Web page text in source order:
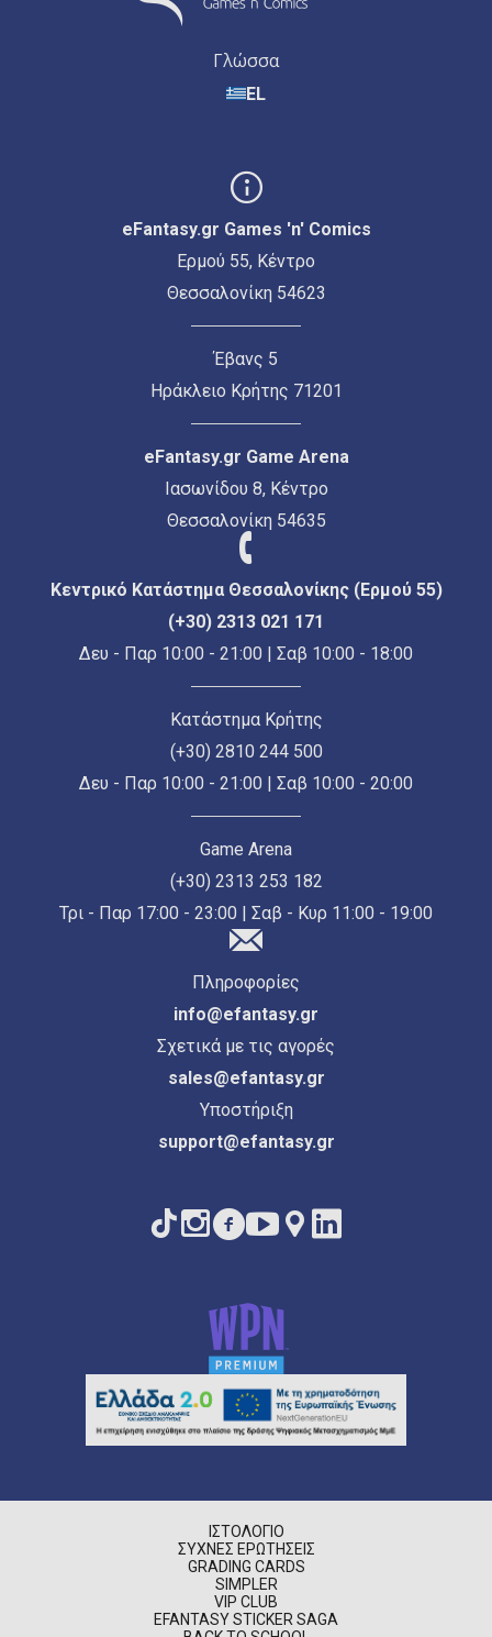
Γλώσσα
EL
eFantasy.gr Games 'n' Comics
Ερμού 55, Κέντρο
Θεσσαλονίκη 54623
Έβανς 5
Ηράκλειο Κρήτης 71201
eFantasy.gr Game Arena
Ιασωνίδου 8, Κέντρο
Θεσσαλονίκη 54635
Κεντρικό Κατάστημα Θεσσαλονίκης (Ερμού 55)
(+30) 2313 021 171
Δευ - Παρ 10:00 - 21:00 | Σαβ 10:00 - 18:00
Κατάστημα Κρήτης
(+30) 2810 244 500
Δευ - Παρ 10:00 - 21:00 | Σαβ 10:00 - 20:00
Game Arena
(+30) 2313 253 182
Τρι - Παρ 17:00 - 23:00 | Σαβ - Κυρ 11:00 - 19:00
Πληροφορίες
info@efantasy.gr
Σχετικά με τις αγορές
sales@efantasy.gr
Υποστήριξη
support@efantasy.gr
ΙΣΤΟΛΌΓΙΟ
ΣΥΧΝΈΣ ΕΡΩΤΉΣΕΙΣ
GRADING CARDS
SIMPLER
VIP CLUB
EFANTASY STICKER SAGA